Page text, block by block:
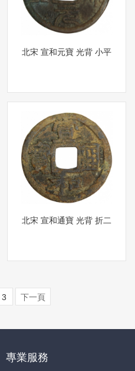
北宋 宣和元寶 光背 小平
北宋 宣和通寶 光背 折二
3 下一頁
專業服務